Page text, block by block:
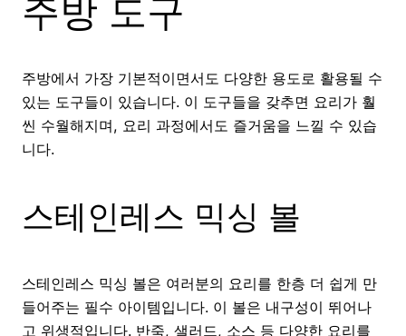
주방 도구
주방에서 가장 기본적이면서도 다양한 용도로 활용될 수
있는 도구들이 있습니다. 이 도구들을 갖추면 요리가 훨
씬 수월해지며, 요리 과정에서도 즐거움을 느낄 수 있습
니다.
스테인레스 믹싱 볼
스테인레스 믹싱 볼은 여러분의 요리를 한층 더 쉽게 만
들어주는 필수 아이템입니다. 이 볼은 내구성이 뛰어나
고 위생적입니다. 반죽, 샐러드, 소스 등 다양한 요리를